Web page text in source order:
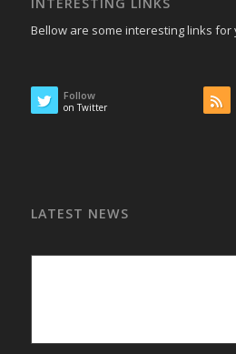
INTERESTING LINKS
Bellow are some interesting links for
Follow
on Twitter
LATEST NEWS